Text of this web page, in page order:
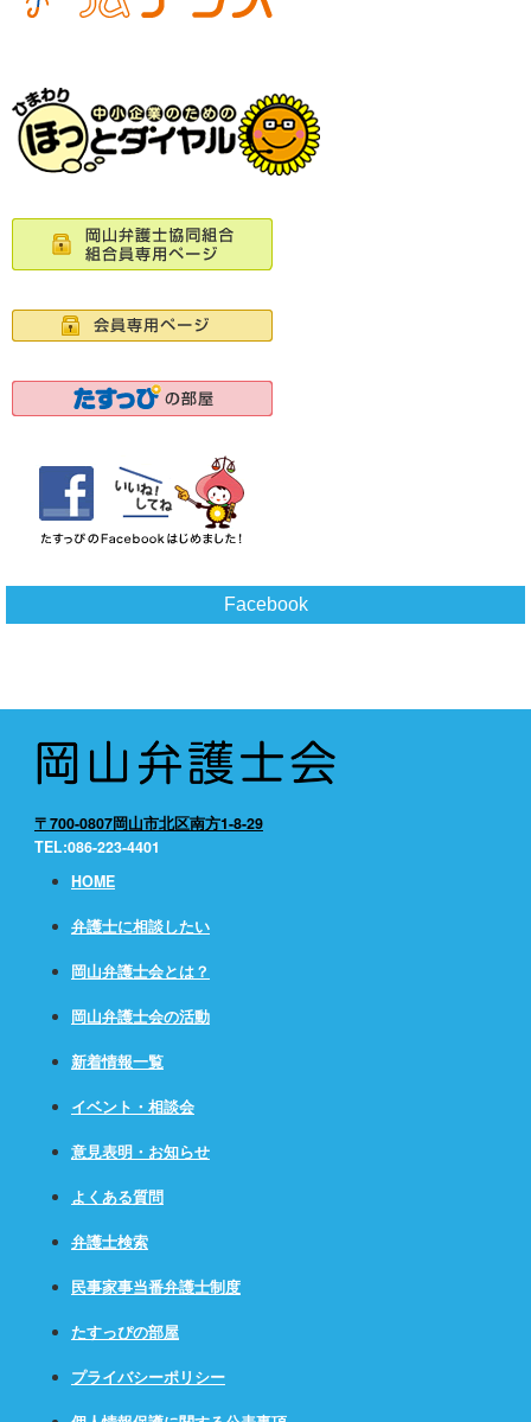
Facebook
〒700-0807岡山市北区南方1-8-29
TEL:086-223-4401
HOME
弁護士に相談したい
岡山弁護士会とは？
岡山弁護士会の活動
新着情報一覧
イベント・相談会
意見表明・お知らせ
よくある質問
弁護士検索
民事家事当番弁護士制度
たすっぴの部屋
プライバシーポリシー